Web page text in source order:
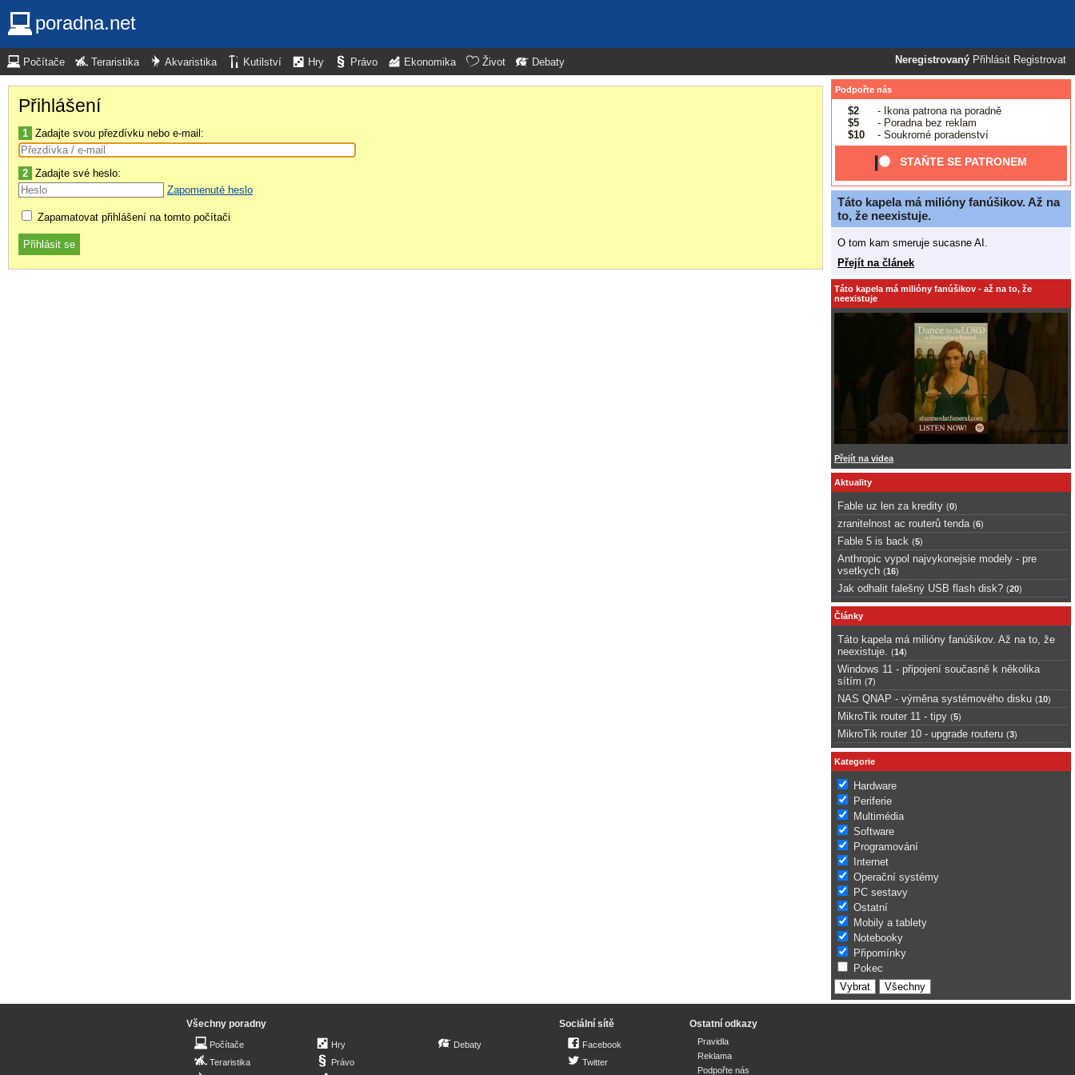
poradna.net
Neregistrovaný Přihlásit Registrovat
Počítače Teraristika Akvaristika Kutilství Hry Právo Ekonomika Život Debaty
Přihlášení
1 Zadajte svou přezdívku nebo e-mail:
2 Zadajte své heslo:
Zapomenuté heslo
Zapamatovat přihlášení na tomto počítači
Podpořte nás
$2
- Ikona patrona na poradně
$5
- Poradna bez reklam
$10
- Soukromé poradenství
STAŇTE SE PATRONEM
Táto kapela má milióny fanúšikov. Až na
to, že neexistuje.
O tom kam smeruje sucasne AI.
Přejít na článek
Táto kapela má milióny fanúšikov - až na to, že
neexistuje
Přejít na videa
Aktuality
Fable uz len za kredity (0)
zranitelnost ac routerů tenda (6)
Fable 5 is back (5)
Anthropic vypol najvykonejsie modely - pre
vsetkych (16)
Jak odhalit falešný USB flash disk? (20)
Články
Táto kapela má milióny fanúšikov. Až na to, že
neexistuje.
(14)
Windows 11 - připojení současně k několika
sítím (7)
NAS QNAP - výměna systémového disku (10)
MikroTik router 11 - tipy (5)
MikroTik router 10 - upgrade routeru (3)
Kategorie
Hardware
Periferie
Multimédia
Software
Programování
Internet
Operační systémy
PC sestavy
Ostatní
Mobily a tablety
Notebooky
Připomínky
Pokec
Všechny poradny
Počítače
Teraristika
Hry
Právo
Debaty
Sociální sítě
Facebook
Twitter
Ostatní odkazy
Pravidla
Reklama
Podpořte nás